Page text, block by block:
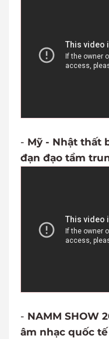
- Mỹ - Nhật thất
đạn đạo tầm
- NAMM SHOW
âm nhạc quốc tế